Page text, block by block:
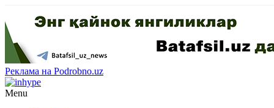
Реклама на Podrobno.uz
Menu